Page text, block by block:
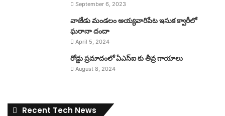
September 6, 2023
వాజేడు మండలం అయ్యవారిపేట ఇసుక క్వారీలో
ఘరానా దందా
April 5, 2024
రోడ్డు ప్రమాదంలో ఏఎస్ఐ కు తీవ్ర గాయాలు
August 8, 2024
Recent Tech News